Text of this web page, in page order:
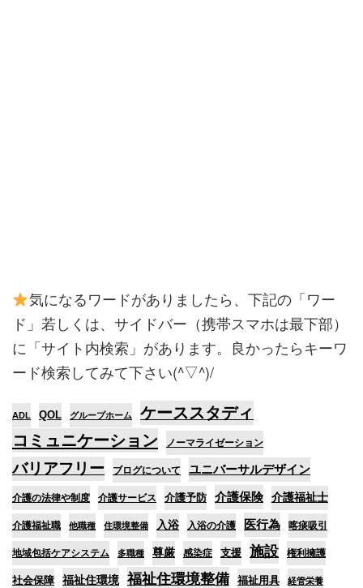
気になるワードがありましたら、下記の「ワー
ド」若しくは、サイドバー（携帯スマホは最下部）
に「サイト内検索」があります。良かったらキーワ
ード検索してみて下さい(^▽^)/
ADL QOL グループホーム
ケーススタディ
コミュニケーション
ノーマライゼーション
バリアフリー ブログについて ユニバーサルデザイン
介護の法律や制度 介護サービス 介護予防 介護保険 介護福祉士
介護福祉職 他職種 住環境整備 入浴 入浴の介護 医行為 喀痰吸引
地域包括ケアシステム 多職種 尊厳 感染症 支援 施設 権利擁護
社会保障 福祉住環境 福祉住環境整備 福祉用具 経管栄養